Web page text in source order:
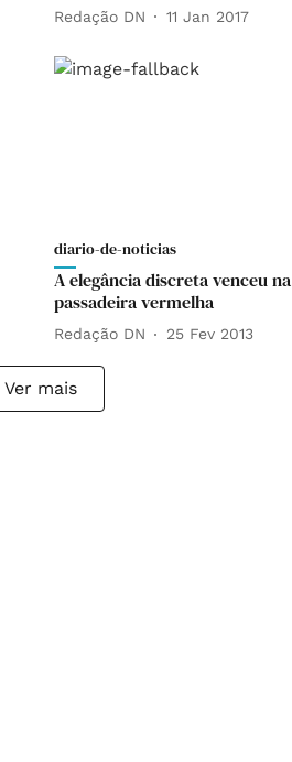
Redação DN 11 Jan 2017
diario-de-noticias
A elegância discreta venceu na
passadeira vermelha
Redação DN 25 Fev 2013
Ver mais